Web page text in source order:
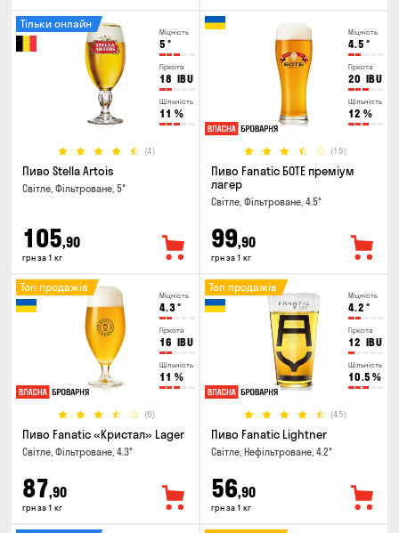
Міцність
5 °
Гіркота
18 IBU
Щільність
11 %
(4)
Тільки онлайн
Пиво Stella Artois
Світле, Фільтроване, 5°
105,90
грн за 1 кг
Міцність
4.5 °
Гіркота
20 IBU
Щільність
12 %
(15)
Пиво Fanatic БОТЕ преміум
лагер
Світле, Фільтроване, 4.5°
99,90
грн за 1 кг
Міцність
4.3°
Гіркота
16 IBU
Щільність
11 %
(6)
Топ продажів
Пиво Fanatic «Кристал» Lager
Світле, Фільтроване, 4.3°
87,90
грн за 1 кг
Міцність
4.2 °
Гіркота
12 IBU
Щільність
10.5 %
(45)
Топ продажів
Пиво Fanatic Lightner
Світле, Нефільтроване, 4.2°
56,90
грн за 1 кг